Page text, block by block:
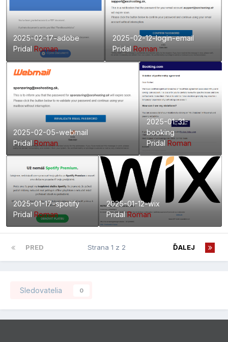
2025-02-17-adobe
PridalRoman
2025-02-12-login-email
Pridal Roman
2025-02-05-webmail
PridalRoman
2025-01-31-
booking
Pridal Roman
2025-01-17-spotify
PridalRoman
2025-01-12-wix
PridalRoman
PRED ĎALEJ
Strana 1 z 2
Sledovatelia 0